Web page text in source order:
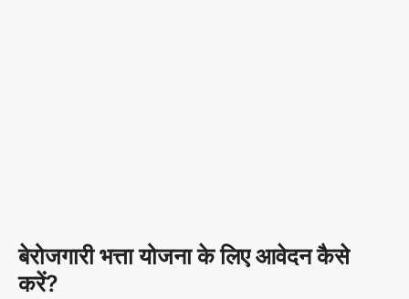
बेरोजगारी भत्ता योजना के लिए आवेदन कैसे
करें?